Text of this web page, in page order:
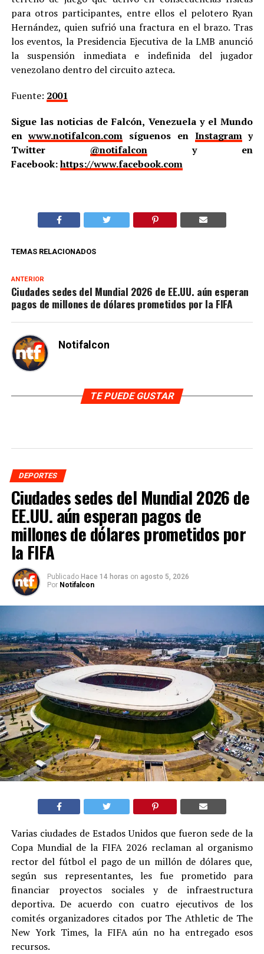
para otros participantes, entre ellos el pelotero Ryan
Hernández, quien sufrió una fractura en el brazo. Tras
los eventos, la Presidencia Ejecutiva de la LMB anunció
la suspensión inmediata e indefinida del jugador
venezolano dentro del circuito azteca.
Fuente: 2001
Sigue las noticias de Falcón, Venezuela y el Mundo
enwww.notifalcon.com síguenos en Instagramy
Twitter @notifalcony en
Facebook:https://www.facebook.com
TEMAS RELACIONADOS
ANTERIOR
Ciudades sedes del Mundial 2026 de EE.UU. aún esperan
pagos de millones de dólares prometidos por la FIFA
Notifalcon
TE PUEDE GUSTAR
DEPORTES
Ciudades sedes del Mundial 2026 de
EE.UU. aún esperan pagos de
millones de dólares prometidos por
la FIFA
Publicado Hace 14 horas on agosto 5, 2026
Por Notifalcon
Varias ciudades de Estados Unidos que fueron sede de la
Copa Mundial de la FIFA 2026 reclaman al organismo
rector del fútbol el pago de un millón de dólares que,
según sus representantes, les fue prometido para
financiar proyectos sociales y de infraestructura
deportiva. De acuerdo con cuatro ejecutivos de los
comités organizadores citados por The Athletic de The
New York Times, la FIFA aún no ha entregado esos
recursos.